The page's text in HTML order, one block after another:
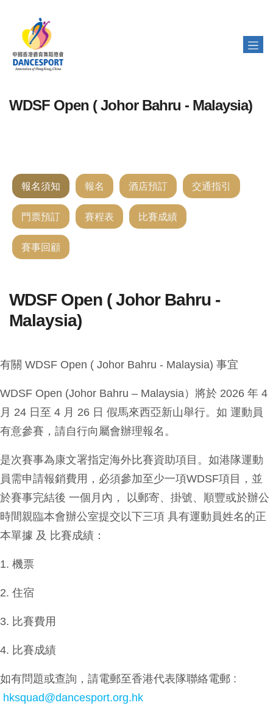
WDSF Open ( Johor Bahru - Malaysia)
報名須知 報名 酒店預訂 交通指引
門票預訂 賽程表 比賽成績
賽事回顧
WDSF Open ( Johor Bahru -
Malaysia)
有關 WDSF Open ( Johor Bahru - Malaysia) 事宜
WDSF Open (Johor Bahru – Malaysia）將於 2026 年 4
月 24 日至 4 月 26 日 假馬來西亞新山舉行。如 運動員
有意參賽，請自行向屬會辦理報名。
是次賽事為康文署指定海外比賽資助項目。如港隊運動
員需申請報銷費用，必須參加至少一項WDSF項目，並
於賽事完結後 一個月內， 以郵寄、掛號、順豐或於辦公
時間親臨本會辦公室提交以下三項 具有運動員姓名的正
本單據 及 比賽成績：
1.⁠ ⁠機票
2.⁠ ⁠住宿
3.⁠ ⁠比賽費用
4.⁠ ⁠比賽成績
如有問題或查詢，請電郵至香港代表隊聯絡電郵 :
hksquad@dancesport.org.hk